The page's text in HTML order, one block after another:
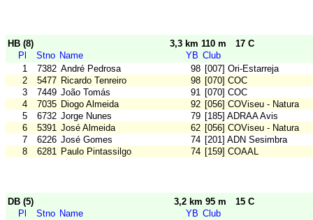
HB (8) 3,3 km 110 m
17 C
Pl
Stno Name YB Club
1
7382 André Pedrosa 98 [007] Ori-Estarreja
2
5477 Ricardo Tenreiro 98 [070] COC
3
7449 João Tomás 91 [070] COC
4
7035 Diogo Almeida 92 [056] COViseu - Natura
5
6732 Jorge Nunes 79 [185] ADRAA Avis
6
5391 José Almeida 62 [056] COViseu - Natura
7
6226 José Gomes 74 [201] ADN Sesimbra
8
6281 Paulo Pintassilgo 74 [159] COAAL
DB (5) 3,2 km 95 m
15 C
Pl
Stno Name YB Club